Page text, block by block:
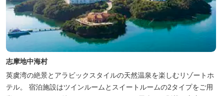
志摩地中海村
英虞湾の絶景とアラビックスタイルの天然温泉を楽しむリゾートホ
テル。 宿泊施設はツインルームとスイートルームの2タイプをご用